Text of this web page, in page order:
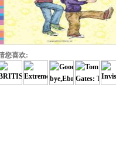
您喜欢: